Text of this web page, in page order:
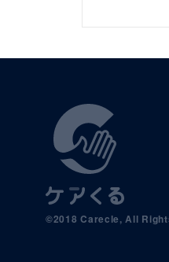
©2018 Carecle, All